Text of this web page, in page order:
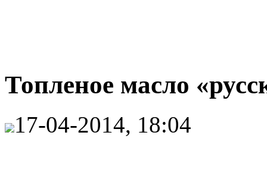
Топленое масло
17-04-2014, 18:04